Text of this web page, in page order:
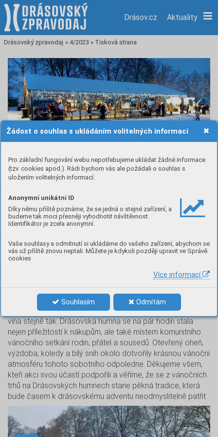
Žádost o souhlas s ukládáním volitelných informací
Pro základní fungování webu nepotřebujeme ukládat žádné informace
(tzv. cookies apod.). Rádi bychom vás ale požádali o souhlas s
uložením volitelných informací:
Anonymní unikátní ID
Díky němu příště poznáme, že se jedná o stejné zařízení, a
budeme tak moci přesněji vyhodnotit návštěvnost.
Identifikátor je zcela anonymní.
Vaše souhlasy a odmítnutí si ukládáme do vašeho zařízení, abychom se
vás už příště znovu neptali. Můžete je kdykoli později upravit ve Správě
cookies
Více informací
Souhlasím Odmítám
Drásov.cz Aktuality
Drásovský zpravodaj » 4/2023 » Tisková strana
Drásovská humna ožila
Stejně jako loni započal adventní čas v naší obci vánočními
trhy na Drásovských humnech. V letošním roce nám navíc
bílých vánoc.
Z důvodu vysoké nemocnosti se sice řada prodejců na
bylo co nabídnout, zakoupit, ochutnat a obdivovat. Ženy
z našeho obecního úřadu se opět ujaly přípravy a prodeje
tradičního vánočního občerstvení. Jen vánočního punče se
na této akci prodalo obdivuhodných 40 litrů a svařeného
vína stejně tak. Drásovská humna se na pár hodin stala
nejen příležitostí k nákupům, ale také místem komunitního
vánočního setkání rodin, přátel a sousedů. Otevřený oheň,
výzdoba, koledy a bílý sníh okolo dotvořily krásnou vánoční
atmosféru tohoto sobotního odpoledne. Děkujeme všem,
kteří akci svou účastí podpořili a věříme, že se z vánočních
trhů na Drásovských humnech stane pěkná tradice, která
bude časem k drásovskému adventu neodmyslitelně patřit.